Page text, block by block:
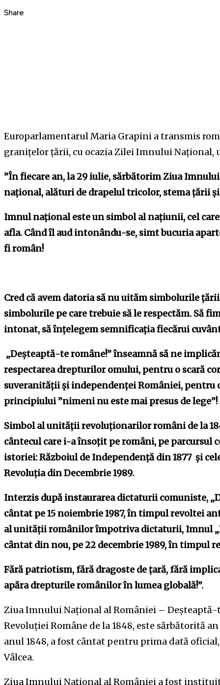
Share
Europarlamentarul Maria Grapini a transmis
granițelor țării, cu ocazia Zilei Imnului Național,
”În fiecare an, la 29 iulie, sărbătorim Ziua
naţional, alături de drapelul tricolor, stema ţării
Imnul național este un simbol al națiunii, cel
afla. Când îl aud intonându-se, simt bucuria
fi român!
Cred că avem datoria să nu uităm simbolurile
simbolurile pe care trebuie să le respectăm. Să
intonat, să înțelegem semnificația fiecărui
„Deșteaptă-te române!” înseamnă să ne
respectarea drepturilor omului, pentru o scară
suveranității și independenței României,
principiului ”nimeni nu este mai presus de lege”!
Simbol al unității revoluționarilor români de la
cântecul care i-a însoţit pe români, pe parcursul
istoriei: Războiul de Independenţă din 1877 și
Revoluția din Decembrie 1989.
Interzis după instaurarea dictaturii comuniste,
cântat pe 15 noiembrie 1987, în timpul revoltei
al unității românilor împotriva dictaturii, Imnul
cântat din nou, pe 22 decembrie 1989, în timpul
Fără patriotism, fără dragoste de țară, fără
apăra drepturile românilor în lumea globală!”.
Ziua Imnului Național al României –
Revoluţiei Române de la 1848, este sărbătorită
anul 1848, a fost cântat pentru prima dată
Vâlcea.
Ziua Imnului Naţional al României a fost